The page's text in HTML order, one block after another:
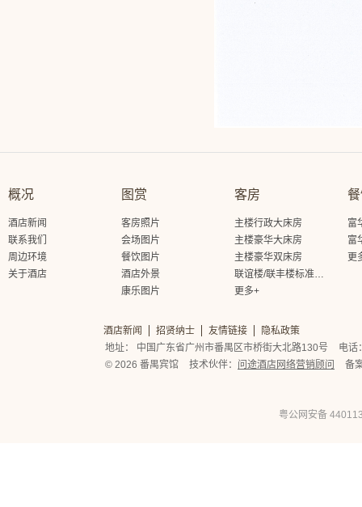
概况
酒店新闻
联系我们
周边环境
关于酒店
图赏
客房照片
会场图片
餐饮图片
酒店外景
康乐图片
客房
主楼行政大床房
主楼豪华大床房
主楼豪华双床房
更多+
富
富
更
酒店新闻 招贤纳士 友情链接
隐私政策
地址： 中国广东省广州市番禺区市桥街大北路130号
电话
© 2026 番禺宾馆
技术伙伴： 问途酒店网络营销顾问 备
粤公网安备